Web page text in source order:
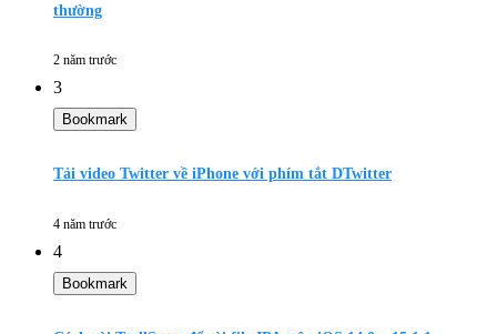
thường
2 năm trước
3
Bookmark
Tải video Twitter về iPhone với phím tắt DTwitter
4 năm trước
4
Bookmark